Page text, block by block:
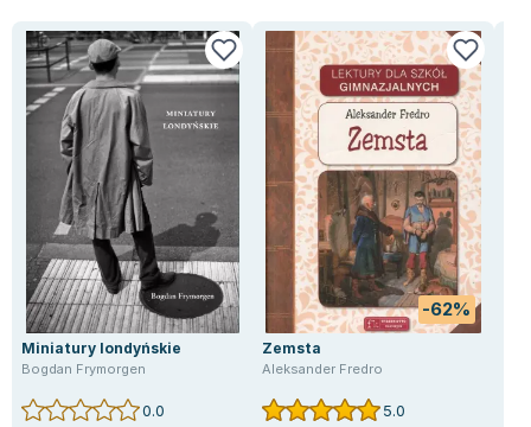
Miniatury londyńskie
Bogdan Frymorgen
0.0
-62%
Zemsta
Aleksander Fredro
5.0